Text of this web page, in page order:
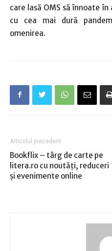
care lasă OMS să înnoate
cu cea mai dură
omenirea.
Articolul precedent
Bookflix – târg de carte pe
litera.ro cu noutăți, reduceri
și evenimente online